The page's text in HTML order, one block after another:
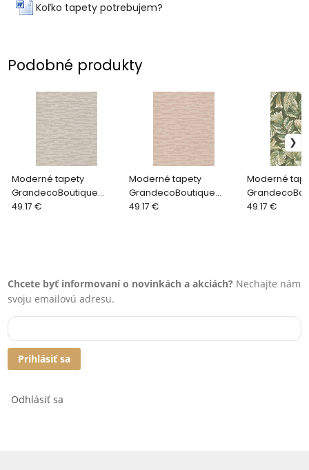
Koľko tapety potrebujem?
Podobné produkty
Moderné tapety
GrandecoBoutique
BELIZE BZ3213
49.17 €
Moderné tapety
GrandecoBoutique
BELIZE BZ3219
49.17 €
Moderné
BELIZE BZ3106
49.17 €
Chcete byť informovaní o novinkách a akciách? Nechajte nám
svoju emailovú adresu.
Prihlásiť sa
Odhlásiť sa